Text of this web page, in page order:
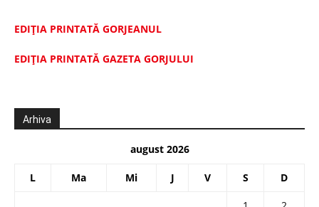
EDIȚIA PRINTATĂ GORJEANUL
EDIŢIA PRINTATĂ GAZETA GORJULUI
Arhiva
august 2026
L Ma Mi J V S D